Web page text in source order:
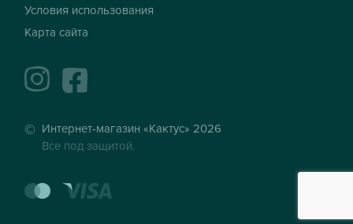
Условия использования
Карта сайта
instagramfacebook
Интернет-магазин «Кактус» 2026
Все под защитой.
mastercard